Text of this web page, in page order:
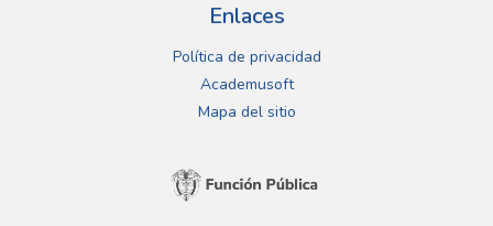
Enlaces
Política de privacidad
Academusoft
Mapa del sitio